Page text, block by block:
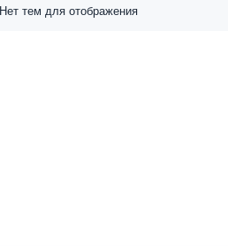
Нет тем для отображения